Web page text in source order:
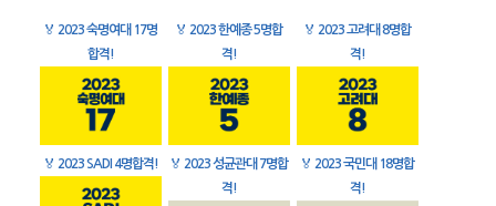
🏅 2023 숙명여대 17명
합격!
🏅 2023 한예종 5명합
격!
🏅 2023 고려대 8명합
격!
🏅 2023 SADI 4명합격! 🏅 2023 성균관대 7명합
격!
🏅 2023 국민대 18명합
격!